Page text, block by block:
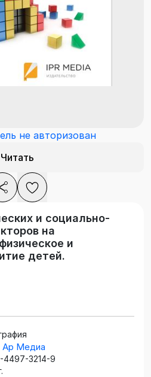
не авторизован
Читать
и социально-
на
и
детей.
Ар Медиа
4497-3214-9